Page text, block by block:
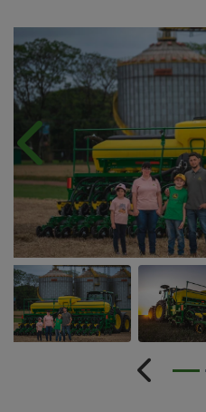
Anterior
Anterior